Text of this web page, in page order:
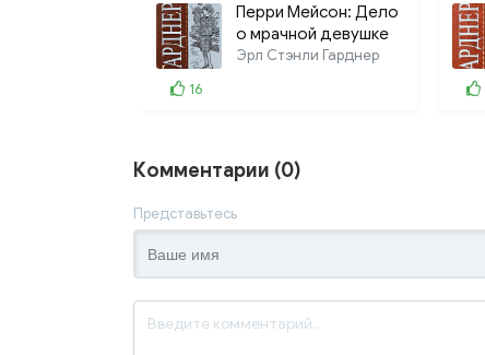
Перри Мейсон: Дело
о мрачной девушке
Эрл Стэнли Гарднер
16
Комментарии (0)
Представьтесь